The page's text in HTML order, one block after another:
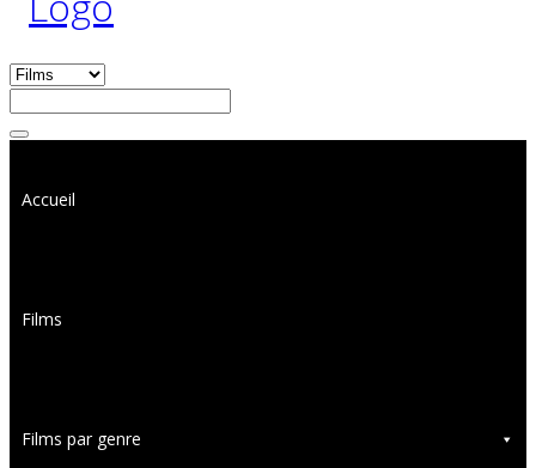
Accueil
Films
Films par genre